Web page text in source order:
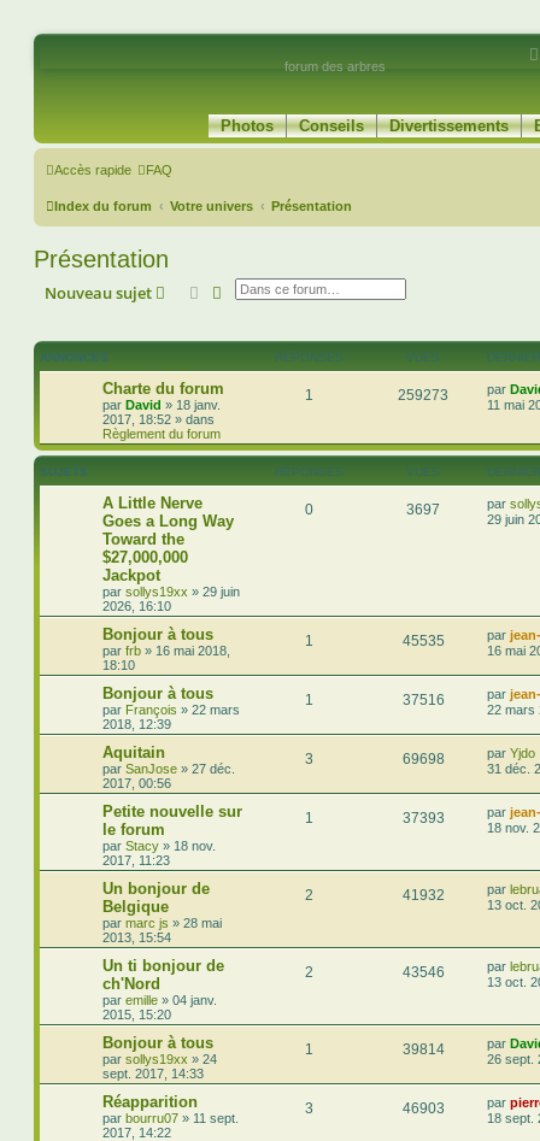
forum des arbres
Photos Conseils Divertissements
Accès rapide FAQ
Index du forum Votre univers Présentation
Présentation
Nouveau sujet Rechercher
Recherche avancée
ANNONCES RÉPONSES VUES
Charte du forum
par David » 18 janv.
2017, 18:52 » dans
Règlement du forum
1 259273 par
11 mai
SUJETS RÉPONSES VUES
A Little Nerve
Goes a Long Way
Toward the
$27,000,000
Jackpot
par sollys19xx » 29 juin
2026, 16:10
0 3697 par
29 juin
Bonjour à tous
par frb » 16 mai 2018,
18:10
1 45535 par
16 mai
Bonjour à tous
par François » 22 mars
2018, 12:39
1 37516 par
22 mars
Aquitain
par SanJose » 27 déc.
2017, 00:56
3 69698 par Yjdo
31 déc.
Petite nouvelle sur
le forum
par Stacy » 18 nov.
2017, 11:23
1 37393 par
18 nov.
Un bonjour de
Belgique
par marc js » 28 mai
2013, 15:54
2 41932 par
13 oct.
Un ti bonjour de
ch'Nord
par emille » 04 janv.
2015, 15:20
2 43546 par
13 oct.
Bonjour à tous
par sollys19xx » 24
sept. 2017, 14:33
1 39814 par
26 sept.
Réapparition
par bourru07 » 11 sept.
2017, 14:22
3 46903 par
18 sept.